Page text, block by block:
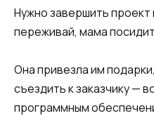
Нужно завершить
переживай, мама
Она привезла им
съездить к заказчику —
программным